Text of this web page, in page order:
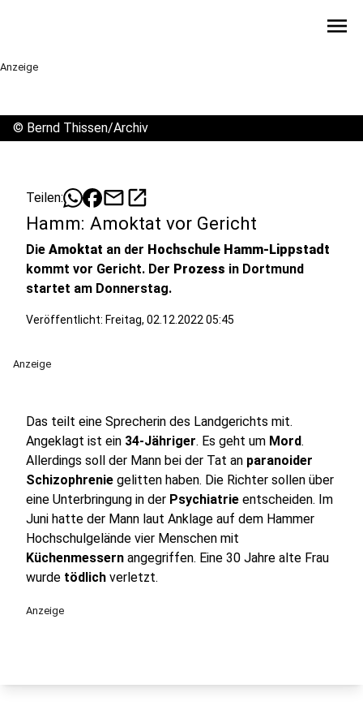
menu
Anzeige
© Bernd Thissen/Archiv
Teilen: mailopen_in_new
Hamm: Amoktat vor Gericht
Die Amoktat an der Hochschule Hamm-Lippstadt
kommt vor Gericht. Der Prozess in Dortmund
startet am Donnerstag.
Veröffentlicht: Freitag, 02.12.2022 05:45
Anzeige
Das teilt eine Sprecherin des Landgerichts mit.
Angeklagt ist ein 34-Jähriger. Es geht um Mord.
Allerdings soll der Mann bei der Tat an paranoider
Schizophrenie gelitten haben. Die Richter sollen über
eine Unterbringung in der Psychiatrie entscheiden. Im
Juni hatte der Mann laut Anklage auf dem Hammer
Hochschulgelände vier Menschen mit
Küchenmessern angegriffen. Eine 30 Jahre alte Frau
wurde tödlich verletzt.
Anzeige